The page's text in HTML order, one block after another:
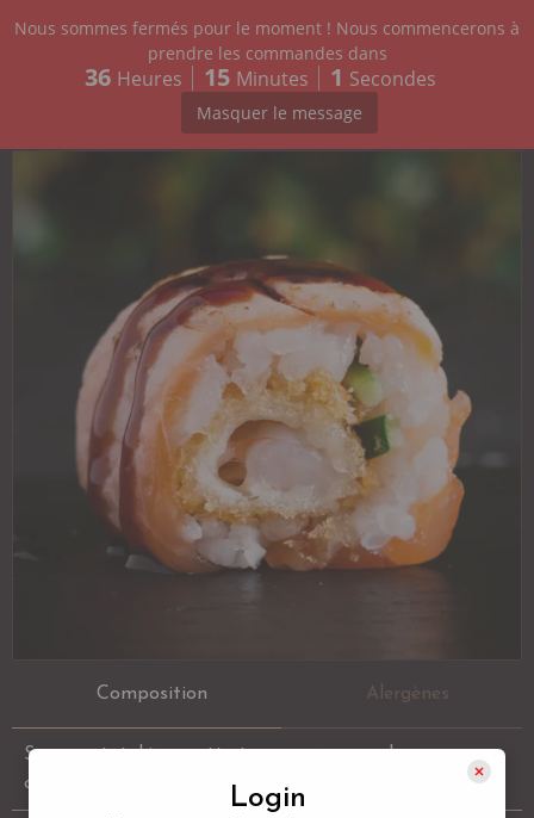
CARTE
SALMON ROLLS
SALMON TATAKI TEMPURA X6
Composition Alergènes
Saumon tataki, crevette tempura, concombre,
ciboulette, riz Vinaigré
Login
Nous sommes fermés pour le moment ! Nous commencerons à
prendre les commandes dans
36 Heures 15 Minutes 1 Secondes
Masquer le message